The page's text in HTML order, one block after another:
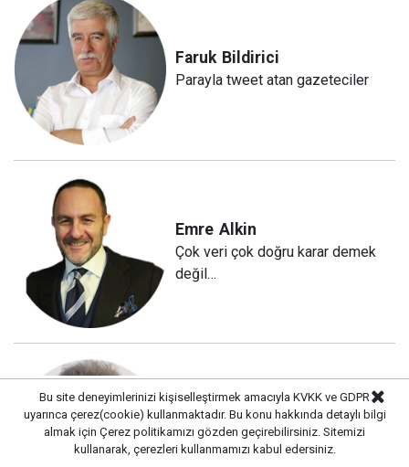
Faruk Bildirici
Parayla tweet atan gazeteciler
Emre Alkin
Çok veri çok doğru karar demek
değil…
Kaya Türkmen
Başkalarının Savaşını
Sahiplenmek
Bu site deneyimlerinizi kişiselleştirmek amacıyla KVKK ve GDPR
uyarınca çerez(cookie) kullanmaktadır. Bu konu hakkında detaylı bilgi
almak için Çerez politikamızı gözden geçirebilirsiniz. Sitemizi
kullanarak, çerezleri kullanmamızı kabul edersiniz.